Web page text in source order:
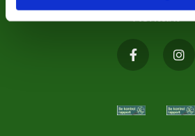
Kontakt